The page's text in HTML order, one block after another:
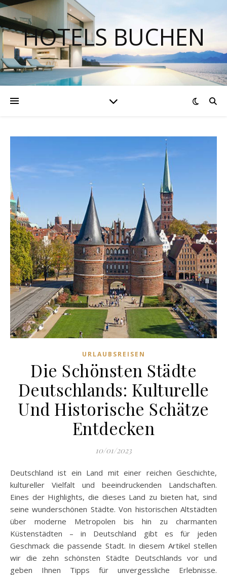
HOTELS BUCHEN
URLAUBSREISEN
Die Schönsten Städte
Deutschlands: Kulturelle
Und Historische Schätze
Entdecken
10/01/2023
Deutschland ist ein Land mit einer reichen Geschichte,
kultureller Vielfalt und beeindruckenden Landschaften.
Eines der Highlights, die dieses Land zu bieten hat, sind
seine wunderschönen Städte. Von historischen Altstädten
über moderne Metropolen bis hin zu charmanten
Küstenstädten – in Deutschland gibt es für jeden
Geschmack die passende Stadt. In diesem Artikel stellen
wir die zehn schönsten Städte Deutschlands vor und
geben Ihnen Tipps für unvergessliche Erlebnisse.